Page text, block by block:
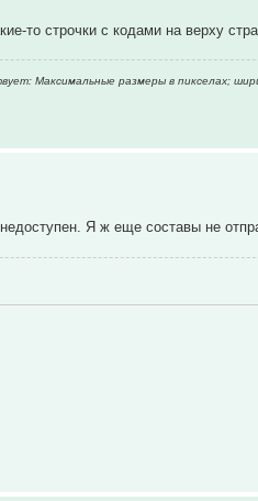
то строчки с кодами на верху
Максимальные размеры в пикселах;
Я ж еще составы не